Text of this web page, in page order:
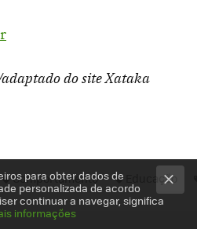
do site Xataka
Comportamento Educação
para obter dados de
personalizada de acordo
continuar a navegar, significa
informações